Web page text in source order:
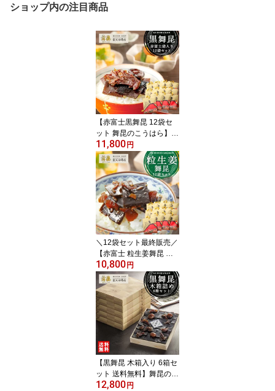
ショップ内の注目商品
【赤富士黒舞昆 12袋セ
ット 舞昆のこうはら】昆
布の佃煮 椎茸昆布 しい
たけ昆布 高級｜佃煮ギフ
ト まとめ買い 配りギフ
ト｜お中元 お礼 粗供養
手土産 贈答用（熨斗対
応）｜ご飯のお供・おに
ぎりの具｜常温保存 日持
ち 保存食｜老舗 大阪名
物 送料無料 人気
11,800 円
＼12袋セット最終販売／
【赤富士 粒生姜舞昆 送
料無料】昔ながらのやさ
しい生姜佃煮｜ご飯のお
供 生姜昆布 発酵 昆布 佃
煮 つくだ煮 惣菜 食べ物
｜おにぎりの具 ご飯に合
う｜お中元 ご挨拶 常温
保存 日持ち 買い置き｜
縁起物 おめでたい よろ
こんぶ 大阪 老舗 舞昆の
こうはら
10,800 円
【黒舞昆 木箱入り 6箱セ
ット 送料無料】舞昆のこ
うはら｜お中元 御中元
12,800 円